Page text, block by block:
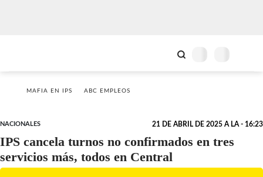
MAFIA EN IPS ABC EMPLEOS
NACIONALES 21 DE ABRIL DE 2025 A LA - 16:23
IPS cancela turnos no confirmados en tres
servicios más, todos en Central